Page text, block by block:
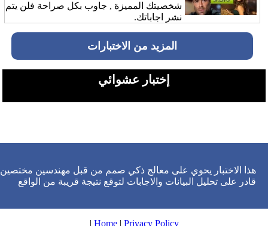
شخصيتك المميزة , جاوب بكل صراحة فلن يتم
نشر اجاباتك.
المزيد من الاختبارات
إختبار عشوائي
هذا الاختبار يحوي على معالج ذكي صمم من قبل مهندسين مختصين
قادر على تحليل البيانات والاجابات لتوقع نتيجة قريبة من الواقع
Home| Privacy Policy
|